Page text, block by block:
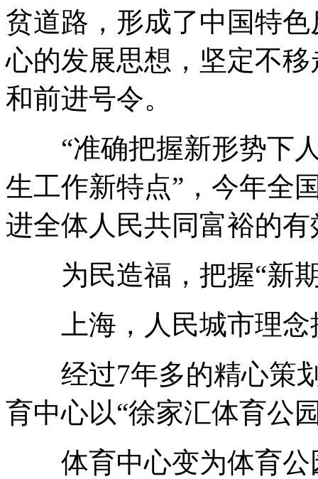
贫道路，形成了中国特
心的发展思想，坚定不
和前进号令。
“准确把握新形势下人
生工作新特点”，今年全
进全体人民共同富裕的有
为民造福，把握“新期
上海，人民城市理念
经过7年多的精心策划
育中心以“徐家汇体育公
体育中心变为体育公